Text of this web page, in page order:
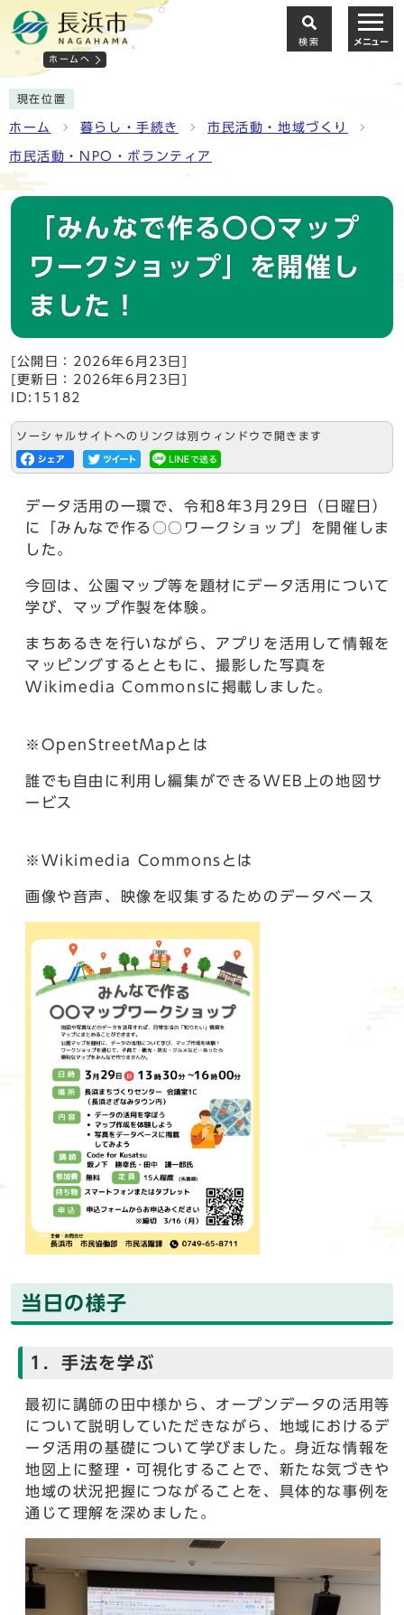
ホームへ
検索 メニュー
現在位置
ホーム 暮らし・手続き 市民活動・地域づくり
市民活動・NPO・ボランティア
「みんなで作る〇〇マップ
ワークショップ」を開催し
ました！
[公開日：2026年6月23日]
[更新日：2026年6月23日]
ID:15182
ソーシャルサイトへのリンクは別ウィンドウで開きます
データ活用の一環で、令和8年3月29日（日曜日）
に「みんなで作る○○ワークショップ」を開催しま
した。
今回は、公園マップ等を題材にデータ活用について
学び、マップ作製を体験。
まちあるきを行いながら、アプリを活用して情報を
マッピングするとともに、撮影した写真を
Wikimedia Commonsに掲載しました。
※OpenStreetMapとは
誰でも自由に利用し編集ができるWEB上の地図サ
ービス
※Wikimedia Commonsとは
画像や音声、映像を収集するためのデータベース
当日の様子
1．手法を学ぶ
最初に講師の田中様から、オープンデータの活用等
について説明していただきながら、地域におけるデ
ータ活用の基礎について学びました。身近な情報を
地図上に整理・可視化することで、新たな気づきや
地域の状況把握につながることを、具体的な事例を
通じて理解を深めました。